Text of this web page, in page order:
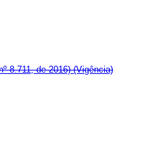
8.711, de 2016)(Vigência)